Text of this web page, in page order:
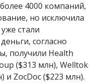
4000 компаний,
но исключила
стали
согласно
получили Health
($313 млн), Welltok
и ZocDoc ($223 млн).